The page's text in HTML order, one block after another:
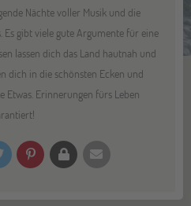
Nächte voller Musik und die
Es gibt viele gute Argumente für eine
lassen dich das Land hautnah und
dich in die schönsten Ecken und
Etwas. Erinnerungen fürs Leben